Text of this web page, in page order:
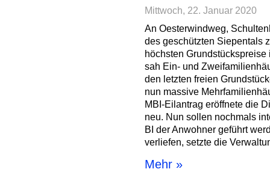
Mittwoch, 22. Januar 2020
An Oesterwindweg,
des geschützten Siepentals
höchsten
sah Ein- und
den letzten freien
nun massive
MBI-Eilantrag eröffnete die
neu. Nun sollen nochmals
BI der Anwohner geführt
verliefen, setzte die
Mehr »